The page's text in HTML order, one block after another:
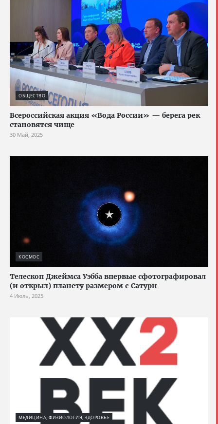
ОБЩЕСТВО
Всероссийская акция «Вода России» — берега рек
становятся чище
30 Май, 2025
КОСМОС
Телескоп Джеймса Уэбба впервые сфотографировал
(и открыл) планету размером с Сатурн
4 Июль, 2025
МЕДИЦИНА, ФИЗИОЛОГИЯ, ЗДОРОВЬЕ